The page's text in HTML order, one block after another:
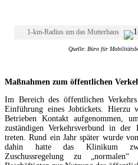
1-km-Radius um das Mutterhaus
Quelle: Büro für
Maßnahmen zum öffentlichen
Im Bereich des öffentlichen
Einführung eines Jobtickets. Hierzu
Betrieben Kontakt aufgenommen,
zuständigen Verkehrsverbund in
treten. Rund ein Jahr später wurde
dahin hatte das Klinikum
Zuschussregelung zu